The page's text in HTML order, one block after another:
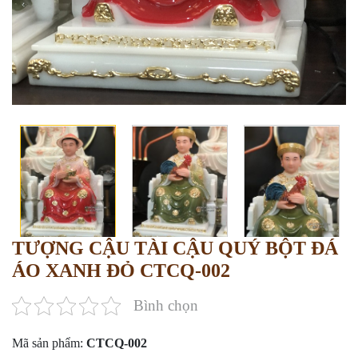
TƯỢNG CẬU TÀI CẬU QUÝ BỘT ĐÁ
ÁO XANH ĐỎ CTCQ-002
Bình chọn
Mã sản phẩm: CTCQ-002